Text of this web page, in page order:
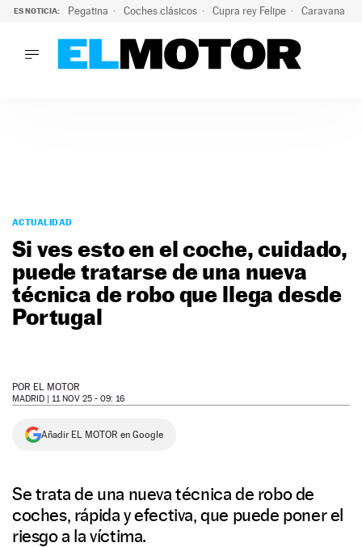
ES NOTICIA: Pegatina Coches clásicos Cupra rey Felipe Caravana
PODCAST
MOTOS
TECNOLOGÍA
SUPERCOCHES
MOTORTV
NEWSLETTER
SÍGUENOS
ACTUALIDAD
Si ves esto en el coche, cuidado,
puede tratarse de una nueva
técnica de robo que llega desde
Portugal
POR EL MOTOR
MADRID | 11 NOV 25 - 09: 16
Añadir EL MOTOR en Google
Se trata de una nueva técnica de robo de
coches, rápida y efectiva, que puede poner el
riesgo a la víctima.